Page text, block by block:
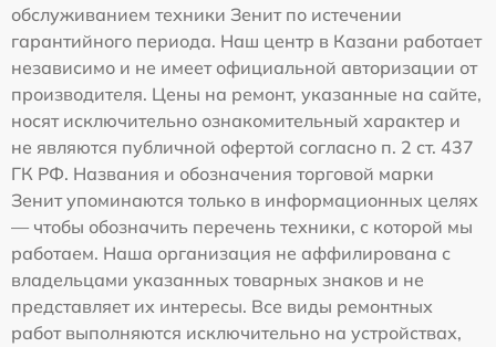
обслуживанием техники Зенит по истечении
гарантийного периода. Наш центр в Казани работает
независимо и не имеет официальной авторизации от
производителя. Цены на ремонт, указанные на сайте,
носят исключительно ознакомительный характер и
не являются публичной офертой согласно п. 2 ст. 437
ГК РФ. Названия и обозначения торговой марки
Зенит упоминаются только в информационных целях
— чтобы обозначить перечень техники, с которой мы
работаем. Наша организация не аффилирована с
владельцами указанных товарных знаков и не
представляет их интересы. Все виды ремонтных
работ выполняются исключительно на устройствах,